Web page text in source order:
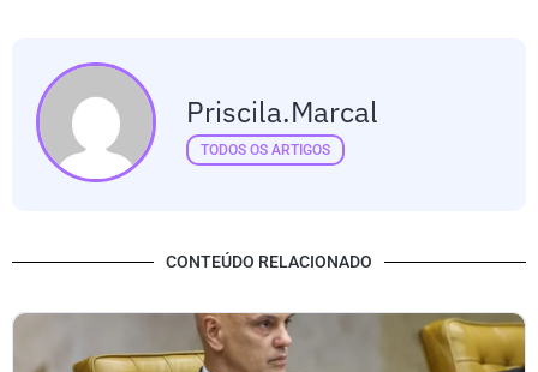
Priscila.marcal
TODOS OS ARTIGOS
CONTEÚDO RELACIONADO